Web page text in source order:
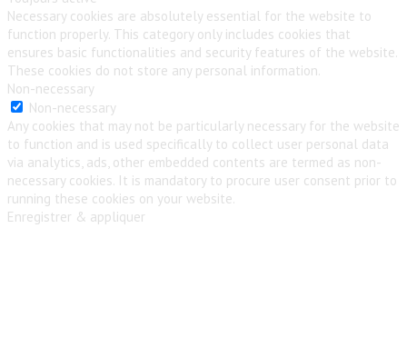
Necessary cookies are absolutely essential for the website to
function properly. This category only includes cookies that
ensures basic functionalities and security features of the website.
These cookies do not store any personal information.
Non-necessary
Non-necessary
Any cookies that may not be particularly necessary for the website
to function and is used specifically to collect user personal data
via analytics, ads, other embedded contents are termed as non-
necessary cookies. It is mandatory to procure user consent prior to
running these cookies on your website.
Enregistrer & appliquer